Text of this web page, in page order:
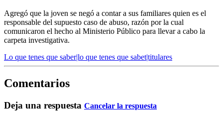
Agregó que la joven se negó a contar a sus familiares quien es el
responsable del supuesto caso de abuso, razón por la cual
comunicaron el hecho al Ministerio Público para llevar a cabo la
carpeta investigativa.
Lo que tenes que saber|lo que tenes que sabet|titulares
Comentarios
Deja una respuesta Cancelar la respuesta